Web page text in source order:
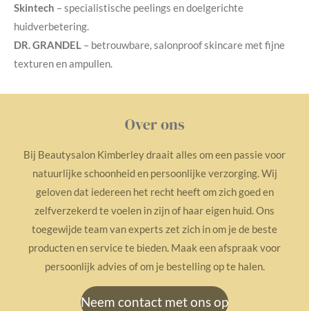
Skintech – specialistische peelings en doelgerichte
huidverbetering.
DR. GRANDEL – betrouwbare, salonproof skincare met fijne
texturen en ampullen.
Over ons
Bij Beautysalon Kimberley draait alles om een passie voor
natuurlijke schoonheid en persoonlijke verzorging. Wij
geloven dat iedereen het recht heeft om zich goed en
zelfverzekerd te voelen in zijn of haar eigen huid. Ons
toegewijde team van experts zet zich in om je de beste
producten en service te bieden. Maak een afspraak voor
persoonlijk advies of om je bestelling op te halen.
Neem contact met ons op